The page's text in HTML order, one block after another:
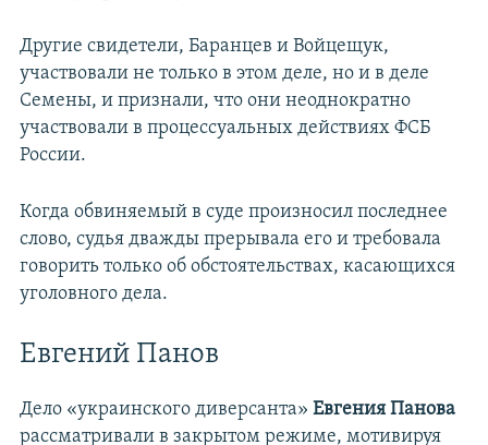
Другие свидетели, Баранцев и Войцещук,
участвовали не только в этом деле, но и в деле
Семены, и признали, что они неоднократно
участвовали в процессуальных действиях ФСБ
России.
Когда обвиняемый в суде произносил последнее
слово, судья дважды прерывала его и требовала
говорить только об обстоятельствах, касающихся
уголовного дела.
Евгений Панов
Дело «украинского диверсанта» Евгения Панова
рассматривали в закрытом режиме, мотивируя